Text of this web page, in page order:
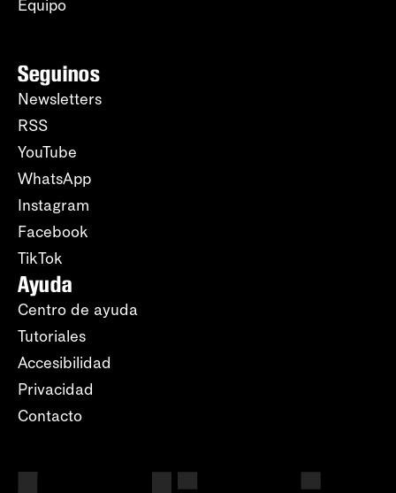
Equipo
Seguinos
Newsletters
RSS
YouTube
WhatsApp
Instagram
Facebook
TikTok
Ayuda
Centro de ayuda
Tutoriales
Accesibilidad
Privacidad
Contacto